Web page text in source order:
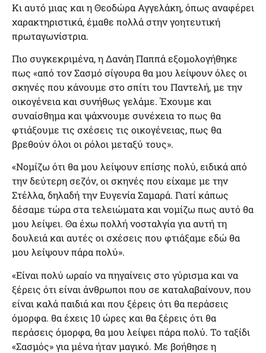
Κι αυτό μιας και η Θεοδώρα Αγγελάκη, όπως αναφέρει
χαρακτηριστικά, έμαθε πολλά στην γοητευτική
πρωταγωνίστρια.
Πιο συγκεκριμένα, η Δανάη Παππά εξομολογήθηκε
πως «από τον Σασμό σίγουρα θα μου λείψουν όλες οι
σκηνές που κάνουμε στο σπίτι του Παντελή, με την
οικογένεια και συνήθως γελάμε. Έχουμε και
συναίσθημα και ψάχνουμε συνέχεια το πως θα
φτιάξουμε τις σχέσεις τις οικογένειας, πως θα
βρεθούν όλοι οι ρόλοι μεταξύ τους».
«Νομίζω ότι θα μου λείψουν επίσης πολύ, ειδικά από
την δεύτερη σεζόν, οι σκηνές που είχαμε με την
Στέλλα, δηλαδή την Ευγενία Σαμαρά. Γιατί κάπως
δέσαμε τώρα στα τελειώματα και νομίζω πως αυτό θα
μου λείψει. Θα έχω πολλή νοσταλγία για αυτή τη
δουλειά και αυτές οι σχέσεις που φτιάξαμε εδώ θα
μου λείψουν πάρα πολύ».
«Είναι πολύ ωραίο να πηγαίνεις στο γύρισμα και να
ξέρεις ότι είναι άνθρωποι που σε καταλαβαίνουν, που
είναι καλά παιδιά και που ξέρεις ότι θα περάσεις
όμορφα. θα έχεις 10 ώρες και θα ξέρεις ότι θα
περάσεις όμορφα, θα μου λείψει πάρα πολύ. Το ταξίδι
«Σασμός» για μένα ήταν μαγικό. Με βοήθησε η